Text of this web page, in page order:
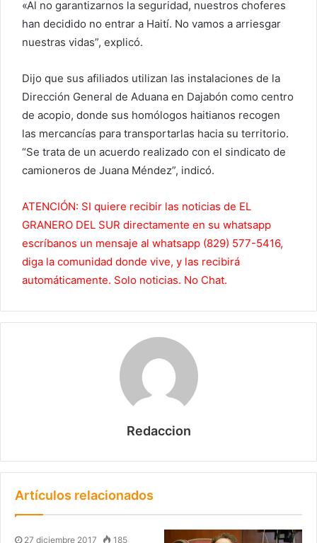
«Al no garantizarnos la seguridad, nuestros choferes
han decidido no entrar a Haití. No vamos a arriesgar
nuestras vidas”, explicó.
Dijo que sus afiliados utilizan las instalaciones de la
Dirección General de Aduana en Dajabón como centro
de acopio, donde sus homólogos haitianos recogen
las mercancías para transportarlas hacia su territorio.
“Se trata de un acuerdo realizado con el sindicato de
camioneros de Juana Méndez”, indicó.
ATENCIÓN: SI quiere recibir las noticias de EL
GRANERO DEL SUR directamente en su whatsapp
escríbanos un mensaje al whatsapp (829) 577-5416,
diga la comunidad donde vive, y las recibirá
automáticamente. Solo noticias. No Chat.
Redaccion
Artículos relacionados
27 diciembre 2017 185